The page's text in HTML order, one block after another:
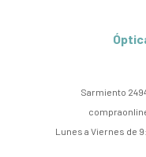
Sarmiento
Lunes a Viernes de